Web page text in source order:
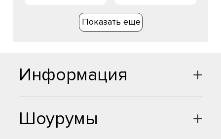
Показать еще
Шоурумы
Информация